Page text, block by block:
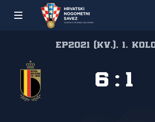
EP2021 (kv.), 1. kolo
6 : 1